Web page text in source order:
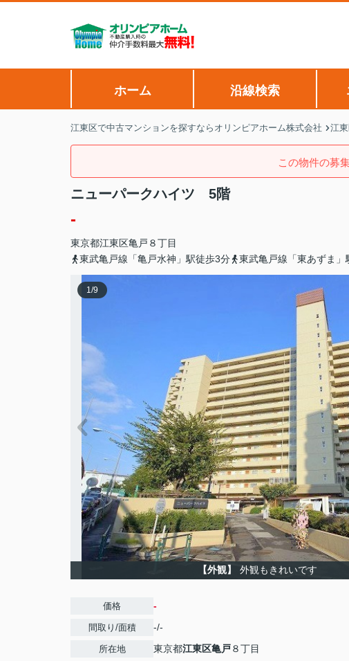
ホーム 沿線検索
江東区で中古マンションを探すならオリンピアホーム株式会社 江
この物件の募
ニューパークハイツ 5階
-
東京都江東区亀戸 ８丁目
東武亀戸線「亀戸水神」駅徒歩3分
東武亀戸線「東あずま」
1/9
【外観】 外観もきれいです
価格 -
間取り/面積 -/-
所在地 東京都江東区亀戸８丁目